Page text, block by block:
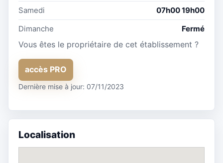
Samedi
07h00 19h00
Dimanche
Fermé
Vous êtes le propriétaire de cet établissement ?
accès PRO
Dernière mise à jour: 07/11/2023
Localisation